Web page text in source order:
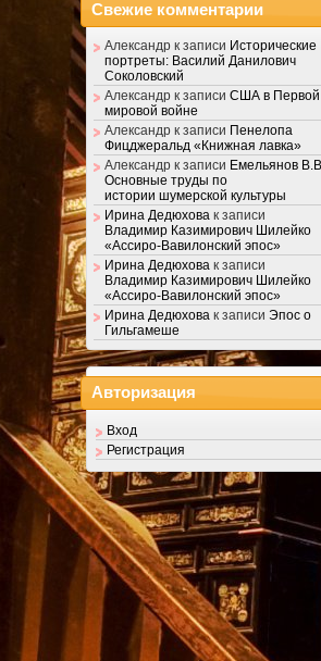
Свежие комментарии
Александр к записи Исторические
портреты: Василий Данилович
Соколовский
Александр к записи США в Первой
мировой войне
Александр к записи Пенелопа
Фицджеральд «Книжная лавка»
Александр к записи Емельянов
Основные труды по
истории шумерской культуры
Ирина Дедюхова к записи
Владимир Казимирович Шилейко
«Ассиро-Вавилонский эпос»
Ирина Дедюхова к записи
Владимир Казимирович Шилейко
«Ассиро-Вавилонский эпос»
Ирина Дедюхова к записи Эпос о
Гильгамеше
Авторизация
Вход
Регистрация